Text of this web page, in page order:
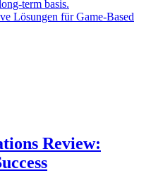
term basis.
Lösungen für Game-Based
Review: